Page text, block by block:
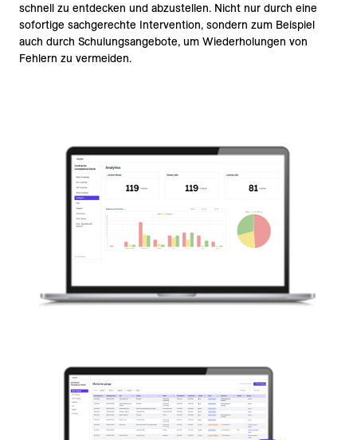
schnell zu entdecken und abzustellen. Nicht nur durch eine
sofortige sachgerechte Intervention, sondern zum Beispiel
auch durch Schulungsangebote, um Wiederholungen von
Fehlern zu vermeiden.